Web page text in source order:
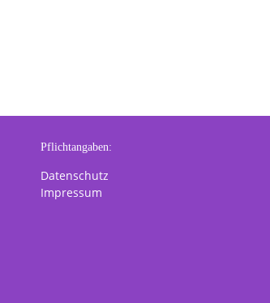
Pflichtangaben:
Datenschutz
Impressum